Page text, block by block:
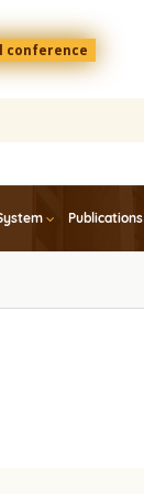
conference
Publications